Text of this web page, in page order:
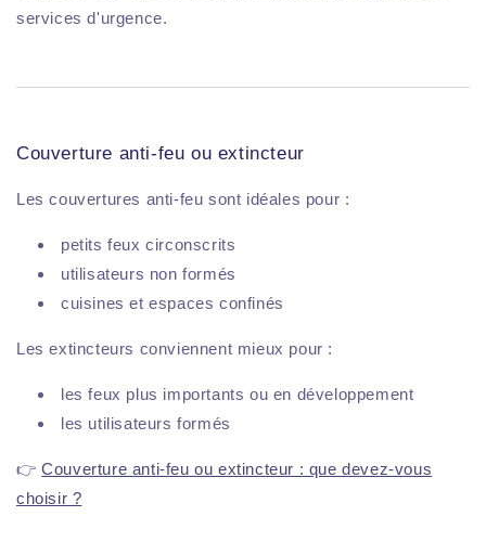
services d'urgence.
Couverture anti-feu ou extincteur
Les couvertures anti-feu sont idéales pour :
petits feux circonscrits
utilisateurs non formés
cuisines et espaces confinés
Les extincteurs conviennent mieux pour :
les feux plus importants ou en développement
les utilisateurs formés
👉Couverture anti-feu ou extincteur : que devez-vous
choisir ?